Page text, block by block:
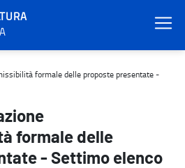
formale delle proposte
formale delle proposte presentate -
formale delle
- Settimo elenco